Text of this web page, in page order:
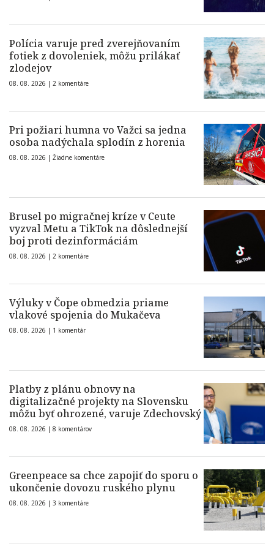
Polícia varuje pred zverejňovaním
fotiek z dovoleniek, môžu prilákať
zlodejov
08. 08. 2026 | 2 komentáre
Pri požiari humna vo Važci sa jedna
osoba nadýchala splodín z horenia
08. 08. 2026 | Žiadne komentáre
Brusel po migračnej kríze v Ceute
vyzval Metu a TikTok na dôslednejší
boj proti dezinformáciám
08. 08. 2026 | 2 komentáre
Výluky v Čope obmedzia priame
vlakové spojenia do Mukačeva
08. 08. 2026 | 1 komentár
Platby z plánu obnovy na
digitalizačné projekty na Slovensku
môžu byť ohrozené, varuje Zdechovský
08. 08. 2026 | 8 komentárov
Greenpeace sa chce zapojiť do sporu o
ukončenie dovozu ruského plynu
08. 08. 2026 | 3 komentáre